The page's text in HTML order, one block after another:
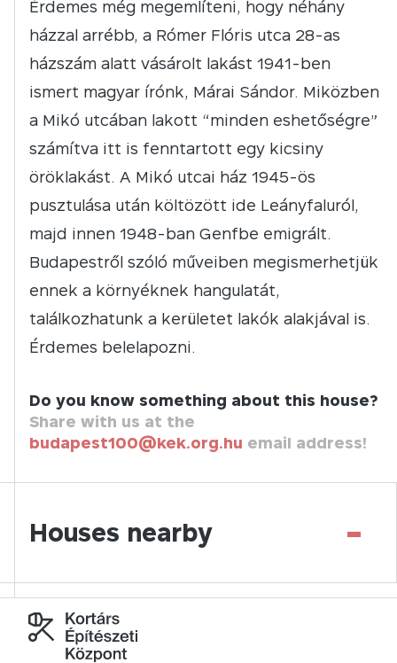
Érdemes még megemlíteni, hogy néhány
házzal arrébb, a Rómer Flóris utca 28-as
házszám alatt vásárolt lakást 1941-ben
ismert magyar írónk, Márai Sándor. Miközben
a Mikó utcában lakott “minden eshetőségre”
számítva itt is fenntartott egy kicsiny
öröklakást. A Mikó utcai ház 1945-ös
pusztulása után költözött ide Leányfaluról,
majd innen 1948-ban Genfbe emigrált.
Budapestről szóló műveiben megismerhetjük
ennek a környéknek hangulatát,
találkozhatunk a kerületet lakók alakjával is.
Érdemes belelapozni.
Do you know something about this house?
Share with us at the
budapest100@kek.org.hu email address!
Houses nearby -